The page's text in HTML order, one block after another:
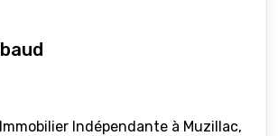
Indépendante à Muzillac,